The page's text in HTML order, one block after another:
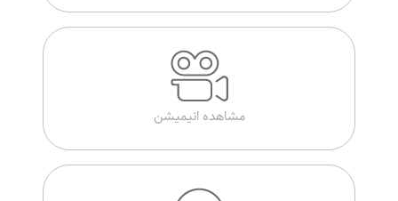
مشاهده انیمیشن